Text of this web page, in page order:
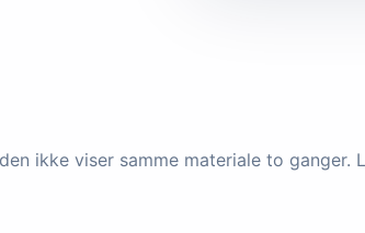
ikke viser samme materiale to ganger.